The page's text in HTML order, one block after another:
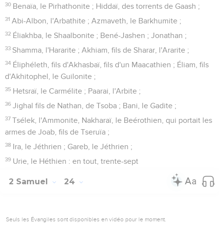
30 Benaïa, le Pirhathonite ; Hiddaï, des torrents de Gaash ;
31 Abi-Albon, l'Arbathite ; Azmaveth, le Barkhumite ;
32 Éliakhba, le Shaalbonite ; Bené-Jashen ; Jonathan ;
33 Shamma, l'Hararite ; Akhiam, fils de Sharar, l'Ararite ;
34 Éliphéleth, fils d'Akhasbaï, fils d'un Maacathien ; Éliam, fils
d'Akhitophel, le Guilonite ;
35 Hetsraï, le Carmélite ; Paarai, l'Arbite ;
36 Jighal fils de Nathan, de Tsoba ; Bani, le Gadite ;
37 Tsélek, l'Ammonite, Nakharaï, le Beérothien, qui portait les
armes de Joab, fils de Tseruïa ;
38 Ira, le Jéthrien ; Gareb, le Jéthrien ;
39 Urie, le Héthien : en tout, trente-sept
2 Samuel 24
Seuls les Évangiles sont disponibles en vidéo pour le moment.